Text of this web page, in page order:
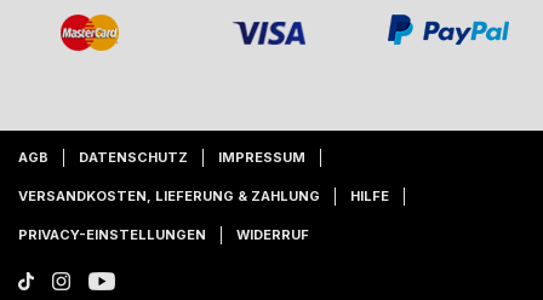
AGB DATENSCHUTZ IMPRESSUM
VERSANDKOSTEN, LIEFERUNG & ZAHLUNG HILFE
PRIVACY-EINSTELLUNGEN WIDERRUF